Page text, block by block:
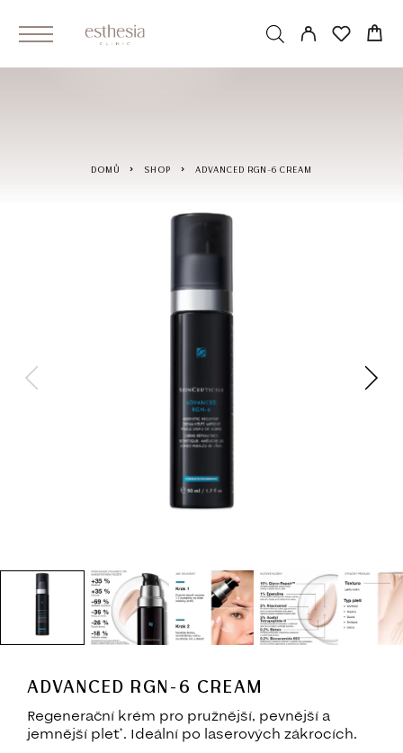
DOMŮ SHOP ADVANCED RGN-6 CREAM
ADVANCED RGN-6 CREAM
Regenerační krém pro pružnější, pevnější a
jemnější pleť. Ideální po laserových zákrocích.